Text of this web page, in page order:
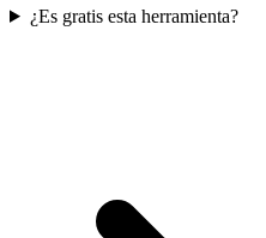
¿Es gratis esta herramienta?